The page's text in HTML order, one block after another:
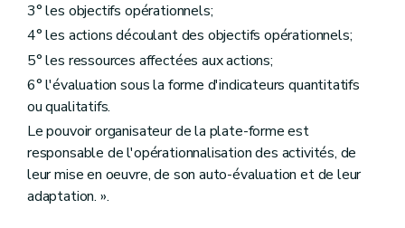
3° les objectifs opérationnels;
4° les actions découlant des objectifs opérationnels;
5° les ressources affectées aux actions;
6° l'évaluation sous la forme d'indicateurs quantitatifs
ou qualitatifs.
Le pouvoir organisateur de la plate-forme est
responsable de l'opérationnalisation des activités, de
leur mise en oeuvre, de son auto-évaluation et de leur
adaptation. ».